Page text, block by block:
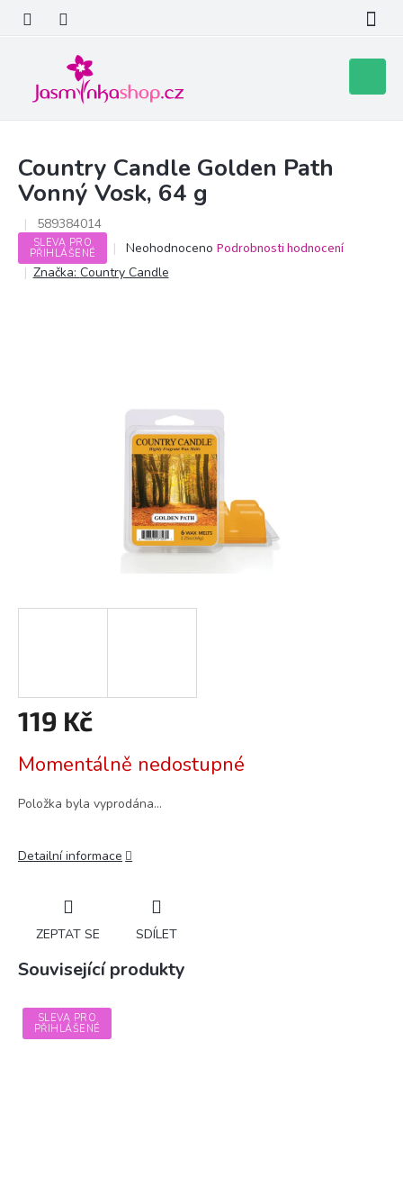
obsah
košík
Country Candle Golden Path
Vonný Vosk, 64 g
589384014
SLEVA PRO
PŘIHLÁŠENÉ
Průměrné
hodnocení
produktu
Neohodnoceno Podrobnosti hodnocení
Značka: Country Candle
119 Kč
cena:
Momentálně nedostupné
Položka byla vyprodána…
Detailní informace
ZEPTAT SE SDÍLET
Související produkty
SLEVA PRO
PŘIHLÁŠENÉ